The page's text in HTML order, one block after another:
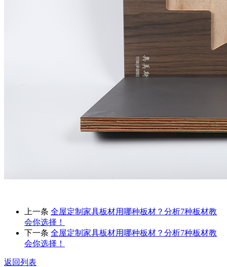
上一条 全屋定制家具板材用哪种板材？分析7种板材教
会你选择！
下一条 全屋定制家具板材用哪种板材？分析7种板材教
会你选择！
返回列表